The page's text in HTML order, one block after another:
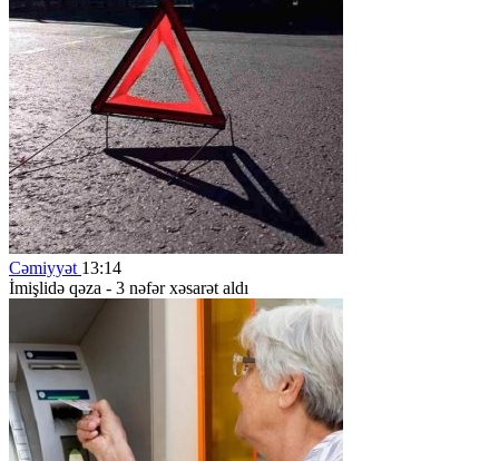
Cəmiyyət 13:14
İmişlidə qəza - 3 nəfər xəsarət aldı